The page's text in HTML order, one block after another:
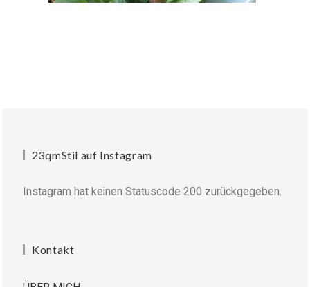
23qmStil auf Instagram
Instagram hat keinen Statuscode 200 zurückgegeben.
Kontakt